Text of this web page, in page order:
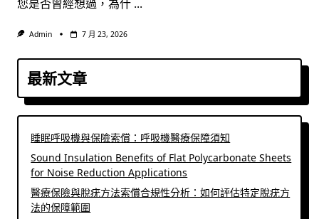
您是否曾經想過，為什 ...
Admin 7 月 23, 2026
最新文章
睡眠呼吸機與保險索償：呼吸機醫療保障須知
Sound Insulation Benefits of Flat Polycarbonate Sheets
for Noise Reduction Applications
醫療保險與脫疣方法索償合規性分析：如何評估特定脫疣方
法的保障範圍